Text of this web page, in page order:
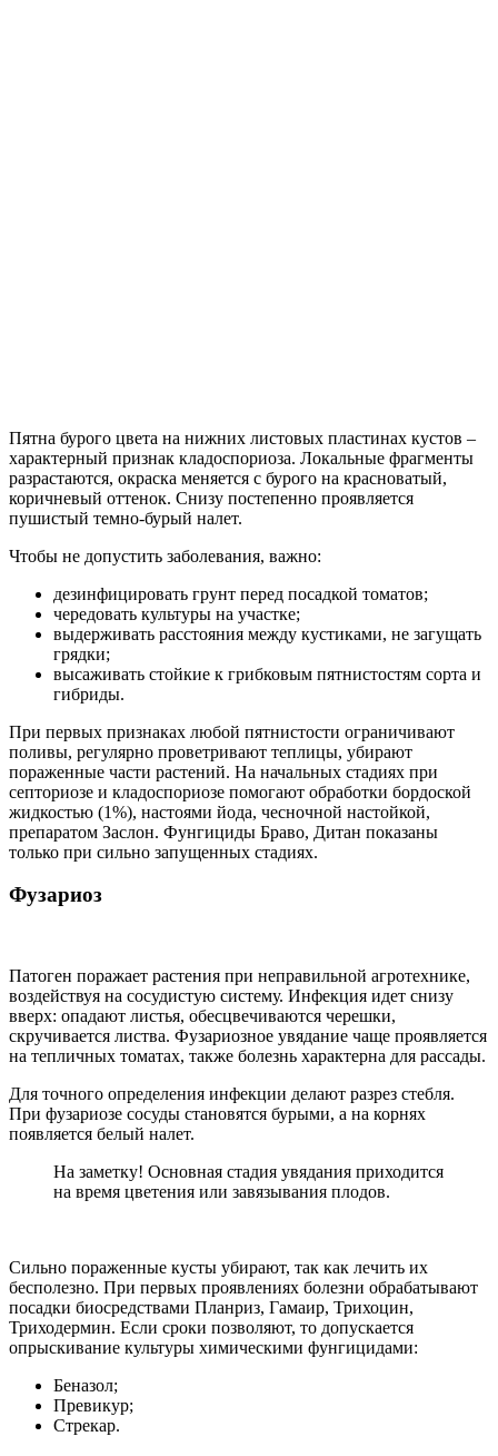
Пятна бурого цвета на нижних листовых пластинах кустов –
характерный признак кладоспориоза. Локальные фрагменты
разрастаются, окраска меняется с бурого на красноватый,
коричневый оттенок. Снизу постепенно проявляется
пушистый темно-бурый налет.
Чтобы не допустить заболевания, важно:
дезинфицировать грунт перед посадкой томатов;
чередовать культуры на участке;
выдерживать расстояния между кустиками, не загущать
грядки;
высаживать стойкие к грибковым пятнистостям сорта и
гибриды.
При первых признаках любой пятнистости ограничивают
поливы, регулярно проветривают теплицы, убирают
пораженные части растений. На начальных стадиях при
септориозе и кладоспориозе помогают обработки бордоской
жидкостью (1%), настоями йода, чесночной настойкой,
препаратом Заслон. Фунгициды Браво, Дитан показаны
только при сильно запущенных стадиях.
Фузариоз
Патоген поражает растения при неправильной агротехнике,
воздействуя на сосудистую систему. Инфекция идет снизу
вверх: опадают листья, обесцвечиваются черешки,
скручивается листва. Фузариозное увядание чаще проявляется
на тепличных томатах, также болезнь характерна для рассады.
Для точного определения инфекции делают разрез стебля.
При фузариозе сосуды становятся бурыми, а на корнях
появляется белый налет.
На заметку! Основная стадия увядания приходится
на время цветения или завязывания плодов.
Сильно пораженные кусты убирают, так как лечить их
бесполезно. При первых проявлениях болезни обрабатывают
посадки биосредствами Планриз, Гамаир, Трихоцин,
Триходермин. Если сроки позволяют, то допускается
опрыскивание культуры химическими фунгицидами:
Беназол;
Превикур;
Стрекар.